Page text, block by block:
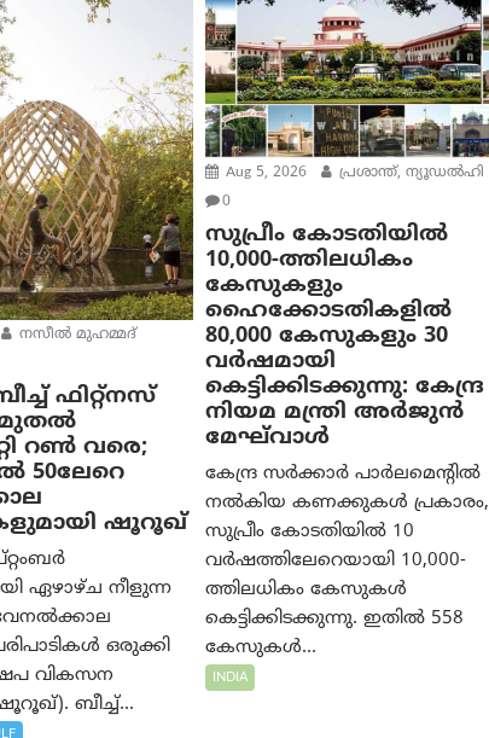
നസീല്‍ മുഹമ്മദ്
ഫിറ്റ്നസ്
മുതൽ
റൺ വരെ;
50ലേറെ
ഷൂറൂഖ്
ഏഴാഴ്ച നീളുന്ന
ഒരുക്കി
വികസന
ബീച്ച്...
Aug 5, 2026
പ്രശാന്ത്, ന്യൂഡല്‍ഹി
0
സുപ്രീം കോടതിയിൽ
10,000-ത്തിലധികം
കേസുകളും
ഹൈക്കോടതികളിൽ
80,000 കേസുകളും 30
വർഷമായി
കെട്ടിക്കിടക്കുന്നു: കേന്ദ്ര
നിയമ മന്ത്രി അര്‍ജുന്‍
മേഘ്‌വാള്‍
കേന്ദ്ര സർക്കാർ പാർലമെന്റിൽ
നൽകിയ കണക്കുകൾ പ്രകാരം,
സുപ്രീം കോടതിയിൽ 10
വർഷത്തിലേറെയായി 10,000-
ത്തിലധികം കേസുകൾ
കെട്ടിക്കിടക്കുന്നു. ഇതിൽ 558
കേസുകൾ...
INDIA